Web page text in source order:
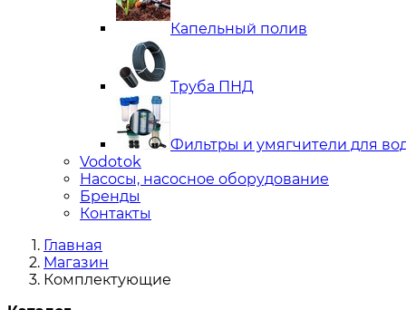
Капельный полив
Труба ПНД
Фильтры и умягчители для
Vodotok
Насосы, насосное оборудование
Бренды
Контакты
Главная
Магазин
Комплектующие